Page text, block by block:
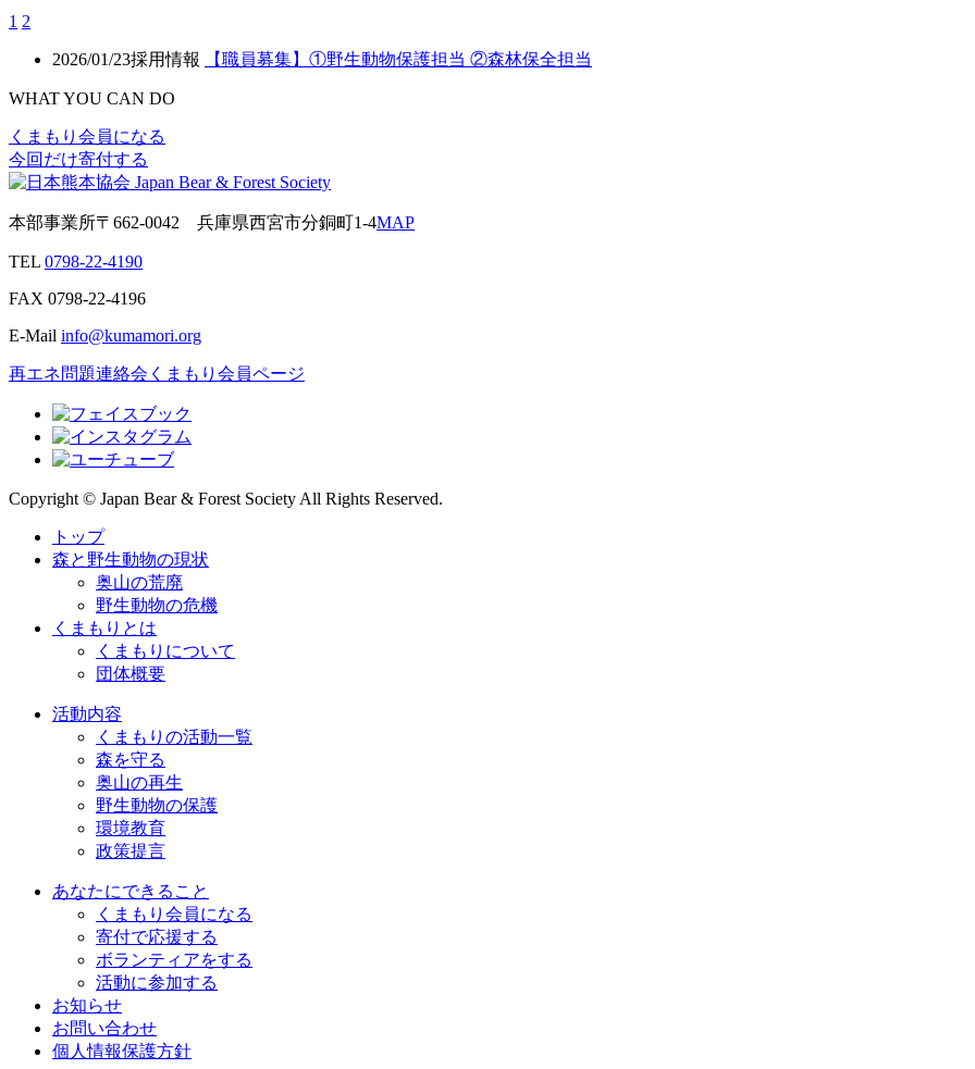
1 2
2026/01/23採用情報 【職員募集】①野生動物保護担当 ②森林保全担当
WHAT YOU CAN DO
くまもり会員になる
今回だけ寄付する
本部事業所〒662-0042 兵庫県西宮市分銅町1-4MAP
TEL 0798-22-4190
FAX 0798-22-4196
E-Mail info@kumamori.org
再エネ問題連絡会 くまもり会員ページ
Copyright © Japan Bear & Forest Society All Rights Reserved.
トップ
森と野生動物の現状
奥山の荒廃
野生動物の危機
くまもりとは
くまもりについて
団体概要
活動内容
くまもりの活動一覧
森を守る
奥山の再生
野生動物の保護
環境教育
政策提言
あなたにできること
くまもり会員になる
寄付で応援する
ボランティアをする
活動に参加する
お知らせ
お問い合わせ
個人情報保護方針